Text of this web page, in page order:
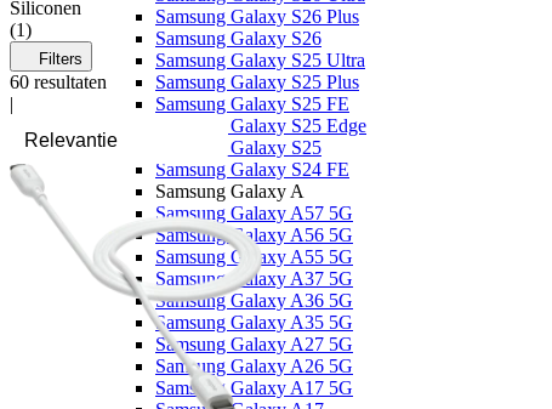
Samsung Galaxy S26 Plus
Samsung Galaxy S26
Samsung Galaxy S25 Ultra
Samsung Galaxy S25 Plus
Samsung Galaxy S25 FE
Samsung Galaxy S25 Edge
Samsung Galaxy S25
Samsung Galaxy S24 FE
Samsung Galaxy A
Samsung Galaxy A57 5G
Samsung Galaxy A56 5G
Samsung Galaxy A55 5G
Samsung Galaxy A37 5G
Samsung Galaxy A36 5G
Samsung Galaxy A35 5G
Samsung Galaxy A27 5G
Samsung Galaxy A26 5G
Samsung Galaxy A17 5G
Siliconen
(1)
Filters
60 resultaten
|